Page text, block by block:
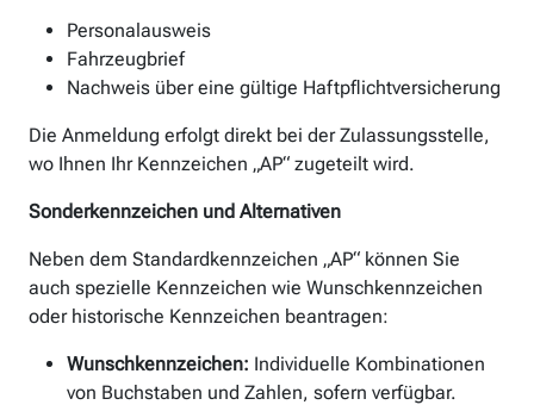
Personalausweis
Fahrzeugbrief
Nachweis über eine gültige Haftpflichtversicherung
Die Anmeldung erfolgt direkt bei der Zulassungsstelle,
wo Ihnen Ihr Kennzeichen „AP“ zugeteilt wird.
Sonderkennzeichen und Alternativen
Neben dem Standardkennzeichen „AP“ können Sie
auch spezielle Kennzeichen wie Wunschkennzeichen
oder historische Kennzeichen beantragen:
Wunschkennzeichen: Individuelle Kombinationen
von Buchstaben und Zahlen, sofern verfügbar.